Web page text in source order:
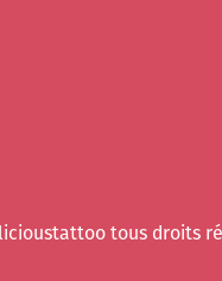
tous droits